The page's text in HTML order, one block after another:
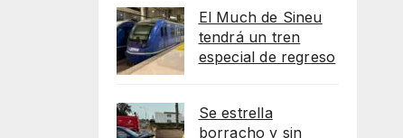
El Much de Sineu
tendrá un tren
especial de regreso
Se estrella
borracho y sin